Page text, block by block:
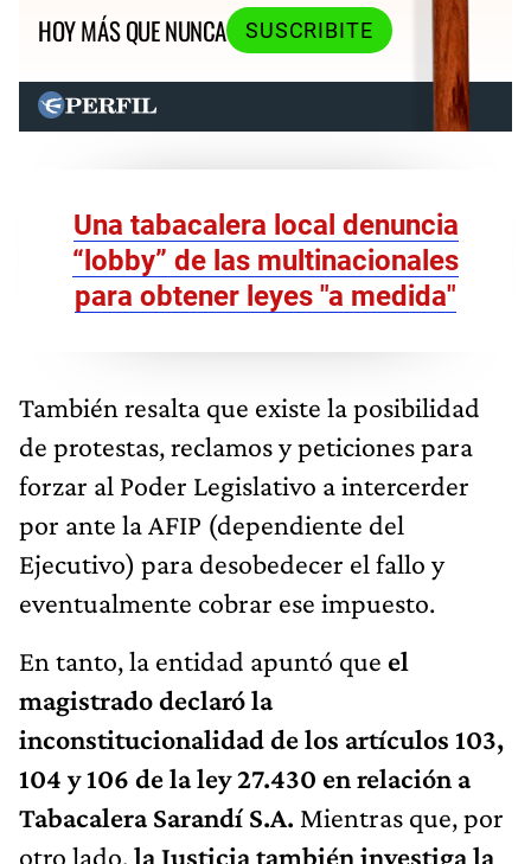
HOY MÁS QUE NUNCA
SUSCRIBITE
Una tabacalera local denuncia
“lobby” de las multinacionales
para obtener leyes "a medida"
También resalta que existe la posibilidad
de protestas, reclamos y peticiones para
forzar al Poder Legislativo a intercerder
por ante la AFIP (dependiente del
Ejecutivo) para desobedecer el fallo y
eventualmente cobrar ese impuesto.
En tanto, la entidad apuntó que el
magistrado declaró la
inconstitucionalidad de los artículos 103,
104 y 106 de la ley 27.430 en relación a
Tabacalera Sarandí S.A. Mientras que, por
otro lado, la Justicia también investiga la